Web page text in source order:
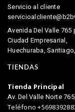
Servicio al cliente
Avenida Del Valle 765
Ciudad Empresarial,
Huechuraba,
TIENDAS
Tienda Principal
Av. Del Valle Norte
Teléfono